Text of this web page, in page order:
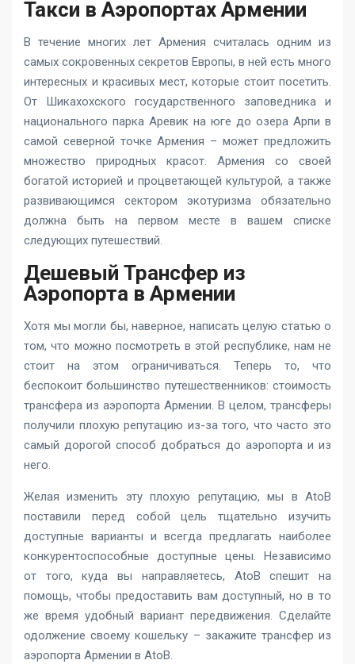
Такси в Аэропортах Армении
В течение многих лет Армения считалась одним из
самых сокровенных секретов Европы, в ней есть много
интересных и красивых мест, которые стоит посетить.
От Шикахохского государственного заповедника и
национального парка Аревик на юге до озера Арпи в
самой северной точке Армения – может предложить
множество природных красот. Армения со своей
богатой историей и процветающей культурой, а также
развивающимся сектором экотуризма обязательно
должна быть на первом месте в вашем списке
следующих путешествий.
Дешевый Трансфер из
Аэропорта в Армении
Хотя мы могли бы, наверное, написать целую статью о
том, что можно посмотреть в этой республике, нам не
стоит на этом ограничиваться. Теперь то, что
беспокоит большинство путешественников: стоимость
трансфера из аэропорта Армении. В целом, трансферы
получили плохую репутацию из-за того, что часто это
самый дорогой способ добраться до аэропорта и из
него.
Желая изменить эту плохую репутацию, мы в AtoB
поставили перед собой цель тщательно изучить
доступные варианты и всегда предлагать наиболее
конкурентоспособные доступные цены. Независимо
от того, куда вы направляетесь, AtoB спешит на
помощь, чтобы предоставить вам доступный, но в то
же время удобный вариант передвижения. Сделайте
одолжение своему кошельку – закажите трансфер из
аэропорта Армении в AtoB.